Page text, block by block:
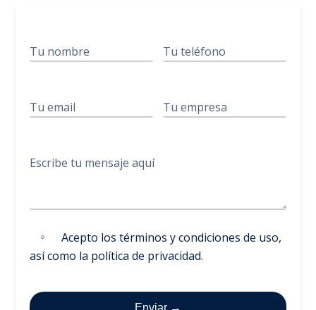
Acepto lostérminos y condiciones de uso,
así como la política de privacidad.